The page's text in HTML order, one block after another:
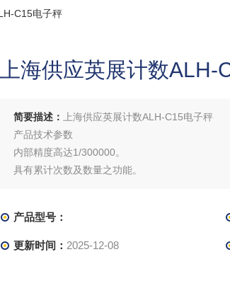
C15电子秤
上海供应英展计数ALH-
简要描述：
上海供应英展计数ALH-C15电子秤
产品技术参数
内部精度高达1/300000。
具有累计次数及数量之功能。
产品型号：
更新时间： 2025-12-08